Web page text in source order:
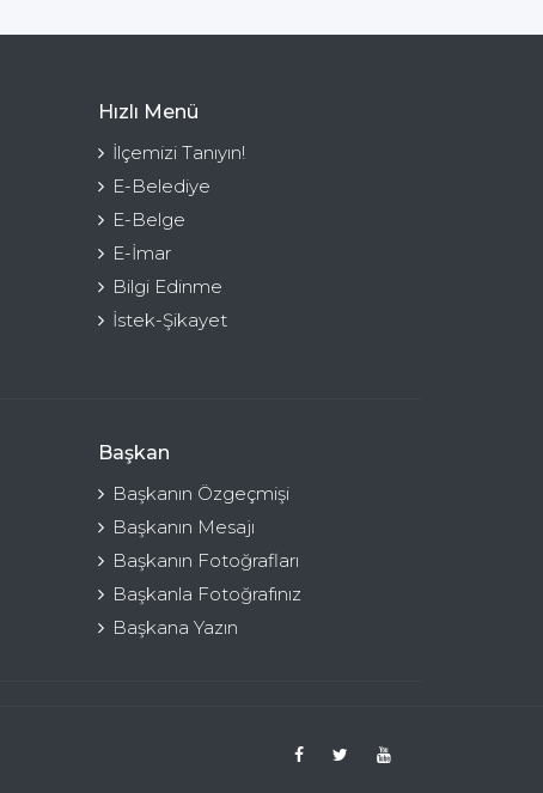
Hızlı Menü
İlçemizi Tanıyın!
E-Belediye
E-Belge
E-İmar
Bilgi Edinme
İstek-Şikayet
Başkan
Başkanın Özgeçmişi
Başkanın Mesajı
Başkanın Fotoğrafları
Başkanla Fotoğrafınız
Başkana Yazın